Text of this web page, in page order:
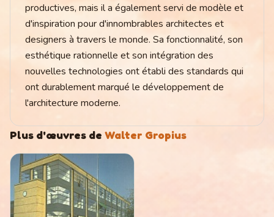
productives, mais il a également servi de modèle et
d'inspiration pour d'innombrables architectes et
designers à travers le monde. Sa fonctionnalité, son
esthétique rationnelle et son intégration des
nouvelles technologies ont établi des standards qui
ont durablement marqué le développement de
l'architecture moderne.
Plus d'œuvres de Walter Gropius